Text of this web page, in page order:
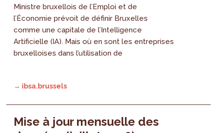
Ministre bruxellois de l’Emploi et de
l’Économie prévoit de définir Bruxelles
comme une capitale de l’Intelligence
Artificielle (IA). Mais où en sont les entreprises
bruxelloises dans l’utilisation de
→ ibsa.brussels
Mise à jour mensuelle des